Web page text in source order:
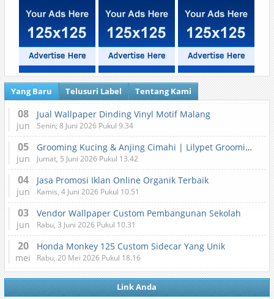
Yang Baru Telusuri Label Tentang Kami
08
jun
Jual Wallpaper Dinding Vinyl Motif Malang
Senin, 8 Juni 2026 Pukul 9.34
05
jun
Grooming Kucing & Anjing Cimahi | Lilypet Grooming & Pet Hotel
Jumat, 5 Juni 2026 Pukul 13.42
04
jun
Jasa Promosi Iklan Online Organik Terbaik
Kamis, 4 Juni 2026 Pukul 10.51
03
jun
Vendor Wallpaper Custom Pembangunan Sekolah
Rabu, 3 Juni 2026 Pukul 10.31
20
mei
Honda Monkey 125 Custom Sidecar Yang Unik
Rabu, 20 Mei 2026 Pukul 18.16
Link Anda